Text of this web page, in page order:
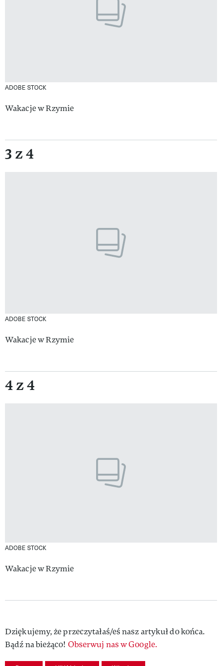
ADOBE STOCK
Wakacje w Rzymie
3 z 4
ADOBE STOCK
Wakacje w Rzymie
4 z 4
ADOBE STOCK
Wakacje w Rzymie
Dziękujemy, że przeczytałaś/eś nasz artykuł do końca.
Bądź na bieżąco! Obserwuj nas w Google.